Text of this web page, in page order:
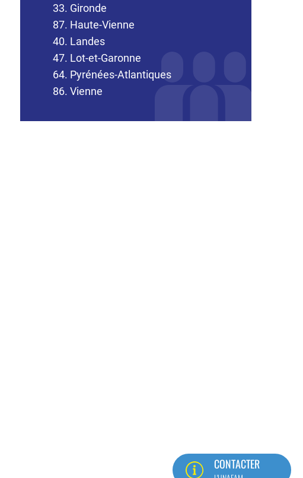
33. Gironde
87. Haute-Vienne
40. Landes
47. Lot-et-Garonne
64. Pyrénées-Atlantiques
86. Vienne
CONTACTER